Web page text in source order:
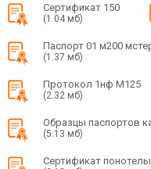
Сертификат 150
(1.04 мб)
Паспорт 01 м200
(1.37 мб)
Протокол 1нф М125
(2.32 мб)
Образцы паспортов
(5.13 мб)
Сертификат